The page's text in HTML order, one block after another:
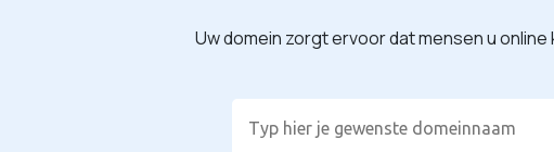
Uw domein zorgt ervoor dat mensen u